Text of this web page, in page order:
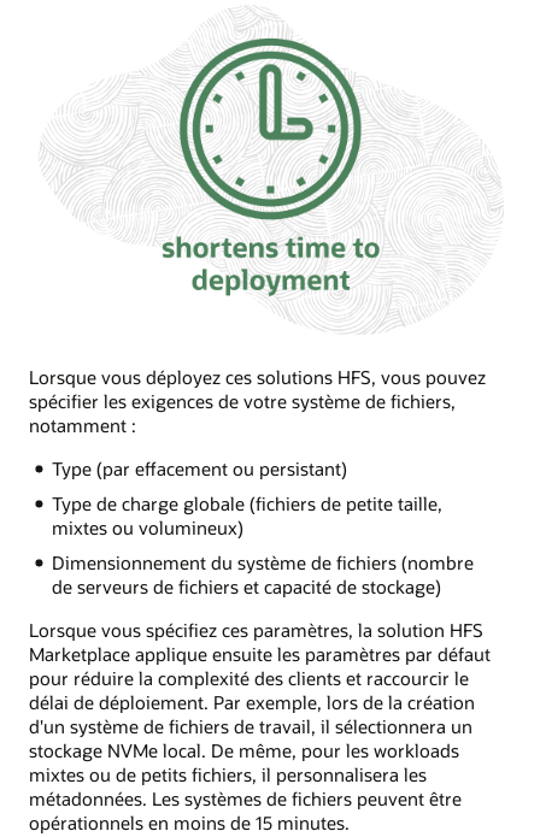
Lorsque vous déployez ces solutions HFS, vous pouvez
spécifier les exigences de votre système de fichiers,
notamment :
Type (par effacement ou persistant)
Type de charge globale (fichiers de petite taille,
mixtes ou volumineux)
Dimensionnement du système de fichiers (nombre
de serveurs de fichiers et capacité de stockage)
Lorsque vous spécifiez ces paramètres, la solution HFS
Marketplace applique ensuite les paramètres par défaut
pour réduire la complexité des clients et raccourcir le
délai de déploiement. Par exemple, lors de la création
d'un système de fichiers de travail, il sélectionnera un
stockage NVMe local. De même, pour les workloads
mixtes ou de petits fichiers, il personnalisera les
métadonnées. Les systèmes de fichiers peuvent être
opérationnels en moins de 15 minutes.